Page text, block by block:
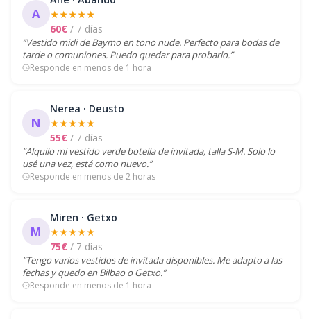
A ★★★★★
60€ / 7 días
“Vestido midi de Baymo en tono nude. Perfecto para bodas de
tarde o comuniones. Puedo quedar para probarlo.”
Responde en menos de 1 hora
N
Nerea · Deusto
★★★★★
55€ / 7 días
“Alquilo mi vestido verde botella de invitada, talla S-M. Solo lo
usé una vez, está como nuevo.”
Responde en menos de 2 horas
M
Miren · Getxo
★★★★★
75€ / 7 días
“Tengo varios vestidos de invitada disponibles. Me adapto a las
fechas y quedo en Bilbao o Getxo.”
Responde en menos de 1 hora